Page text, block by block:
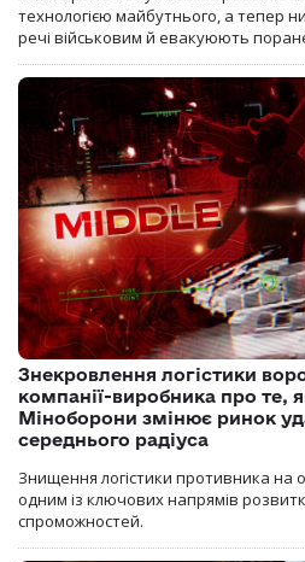
технологією майбутнього, а тепер
речі військовим й евакуюють
Знекровлення логістики
компанії-виробника про те,
Міноборони змінює ринок
середнього радіуса
Знищення логістики противника на
одним із ключових напрямів
спроможностей.